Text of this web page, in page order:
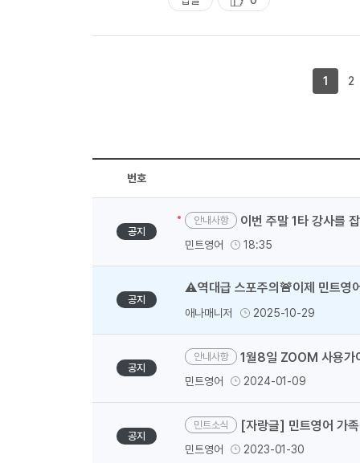
추
천
1 2
번호
공지
안내사항 이번 주말 1타 강사를
민트영어 18:35
공지
⚠️역대급 스포주의🚨이제 민트영
애나매니저 2025-10-29
공지
안내사항 1월8일 ZOOM 사용가
민트영어 2024-01-09
공지
민트소식 [자랑글] 민트영어 가
민트영어 2023-01-30